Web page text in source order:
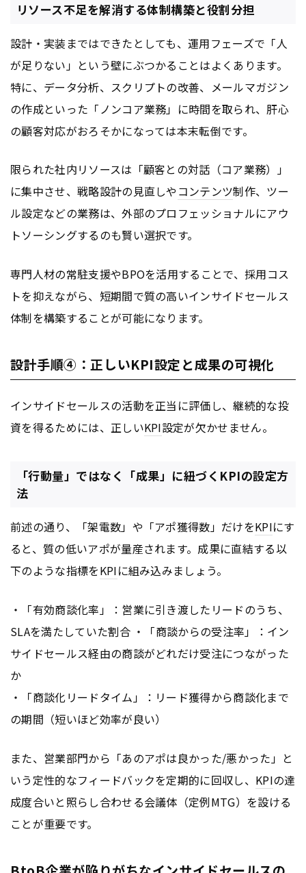
リソース不足を解消する体制構築と役割分担
設計・実装まではできたとしても、運用フェーズで「人
が足りない」という壁にぶつかることはよくあります。
特に、データ分析、スクリプトの改善、メールマガジン
の作成といった「ノンコア業務」に時間を取られ、肝心
の顧客対応がおろそかになっては本末転倒です。
限られた社内リソースは「顧客との対話（コア業務）」
に集中させ、戦略設計の見直しやコンテンツ制作、ツー
ル設定などの業務は、外部のプロフェッショナルにアウ
トソーシングするのも賢い選択です。
専門人材の常駐支援やBPOを活用することで、採用コス
トを抑えながら、短期間で質の高いインサイドセールス
体制を構築することが可能になります。
設計手順④：正しいKPI設定と成果の可視化
インサイドセールスの活動を正当に評価し、継続的な投
資を得るためには、正しいKPI設定が欠かせません。
「行動量」ではなく「成果」に紐づくKPIの設定方
法
前述の通り、「架電数」や「アポ獲得数」だけをKPIにす
ると、質の低いアポが量産されます。成果に直結する以
下のような指標をKPIに組み込みましょう。
・「有効商談化率」：営業に引き渡したリードのうち、
SLAを満たしていた割合 ・「商談からの受注率」：イン
サイドセールス経由の商談がどれだけ受注につながった
か
・「商談化リードタイム」：リード獲得から商談化まで
の期間（短いほど効率が良い）
また、営業部門から「あのアポは良かった/悪かった」と
いう定性的なフィードバックを定期的に回収し、 KPIの達
成度合いと照らし合わせる会議体（定例MTG）を設ける
ことが重要です。